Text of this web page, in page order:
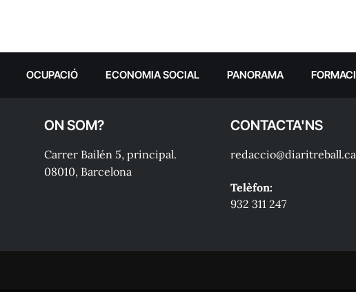
OCUPACIÓ ECONOMIA SOCIAL PANORAMA
ON SOM?
Carrer Bailén 5, principal.
08010, Barcelona
CONTACTA'NS
Telèfon:
932 311 247